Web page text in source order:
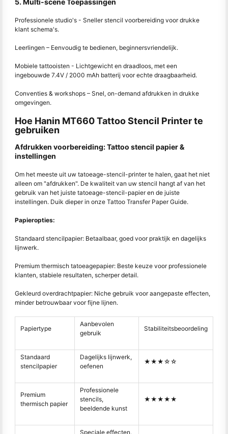
5. Multi-scene Toepassingen
Professionele studio's - Sneller stencil voorbereiding voor drukke
klant schema's.
Leerlingen – Eenvoudig te bedienen, beginnersvriendelijk.
Mobiele tattooisten - Lichtgewicht en draadloos, met een
ingebouwde 7.4V / 2000 mAh batterij voor echte draagbaarheid.
Conventies & workshops – Snel, on-demand afdrukken in drukke
omgevingen.
Hoe Hanin MT660 Tattoo Stencil Printer te
gebruiken
Afdrukken voorbereiding: Tattoo stencil papier &
instellingen
Om het meeste uit uw tatoeage-stencil-printer te halen, gaat het niet
alleen om "afdrukken". De kwaliteit van uw stencil hangt af van het
gebruik van het juiste tatoeage-stencil-papier en de juiste
instellingen. Duik dieper in onze Tattoo Transfer Paper Guide.
Papieropties:
Standaard stencilpapier: Betaalbaar, goed voor praktijk en dagelijks
lijnwerk.
Premium thermisch tatoeagepapier: Beste keuze voor professionele
klanten, stabiele resultaten, scherper detail.
Gekleurd overdrachtpapier: Niche gebruik voor aangepaste effecten,
minder betrouwbaar voor fijne lijnen.
Papiertype
Aanbevolen
gebruik
Stabiliteitsbeoordeling
Standaard
stencilpapier
Dagelijks lijnwerk,
oefenen
★★★☆☆
Premium
thermisch papier
Professionele
stencils,
beeldende kunst
★★★★★
Speciale effecten,